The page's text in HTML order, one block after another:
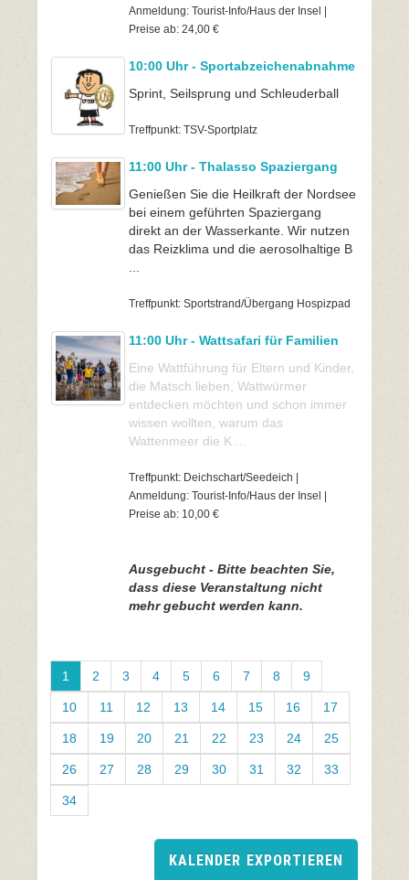
Anmeldung: Tourist-Info/Haus der Insel |
Preise ab: 24,00 €
10:00 Uhr - Sportabzeichenabnahme
Sprint, Seilsprung und Schleuderball
Treffpunkt: TSV-Sportplatz
11:00 Uhr - Thalasso Spaziergang
Genießen Sie die Heilkraft der Nordsee
bei einem geführten Spaziergang
direkt an der Wasserkante. Wir nutzen
das Reizklima und die aerosolhaltige B
Treffpunkt: Sportstrand/Übergang Hospizpad
11:00 Uhr - Wattsafari für Familien
Eine Wattführung für Eltern und Kinder,
die Matsch lieben, Wattwürmer
entdecken möchten und schon immer
wissen wollten, warum das
Wattenmeer die K ...
Treffpunkt: Deichschart/Seedeich |
Anmeldung: Tourist-Info/Haus der Insel |
Preise ab: 10,00 €
Ausgebucht - Bitte beachten Sie,
dass diese Veranstaltung nicht
mehr gebucht werden kann.
1 2 3 4 5 6 7 8 9
10 11 12 13 14 15 16 17
18 19 20 21 22 23 24 25
26 27 28 29 30 31 32 33
34
KALENDER EXPORTIEREN